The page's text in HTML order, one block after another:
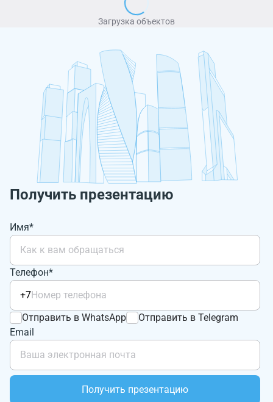
Загрузка объектов
Получить презентацию
Имя*
Телефон*
+7
Отправить в WhatsApp
Отправить в Telegram
Email
Получить презентацию